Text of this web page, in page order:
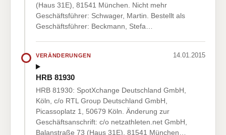
(Haus 31E), 81541 München. Nicht mehr
Geschäftsführer: Schwager, Martin. Bestellt als
Geschäftsführer: Beckmann, Stefa…
VERÄNDERUNGEN 14.01.2015
HRB 81930
HRB 81930: SpotXchange Deutschland GmbH,
Köln, c/o RTL Group Deutschland GmbH,
Picassoplatz 1, 50679 Köln. Änderung zur
Geschäftsanschrift: c/o netzathleten.net GmbH,
Balanstraße 73 (Haus 31E), 81541 München…